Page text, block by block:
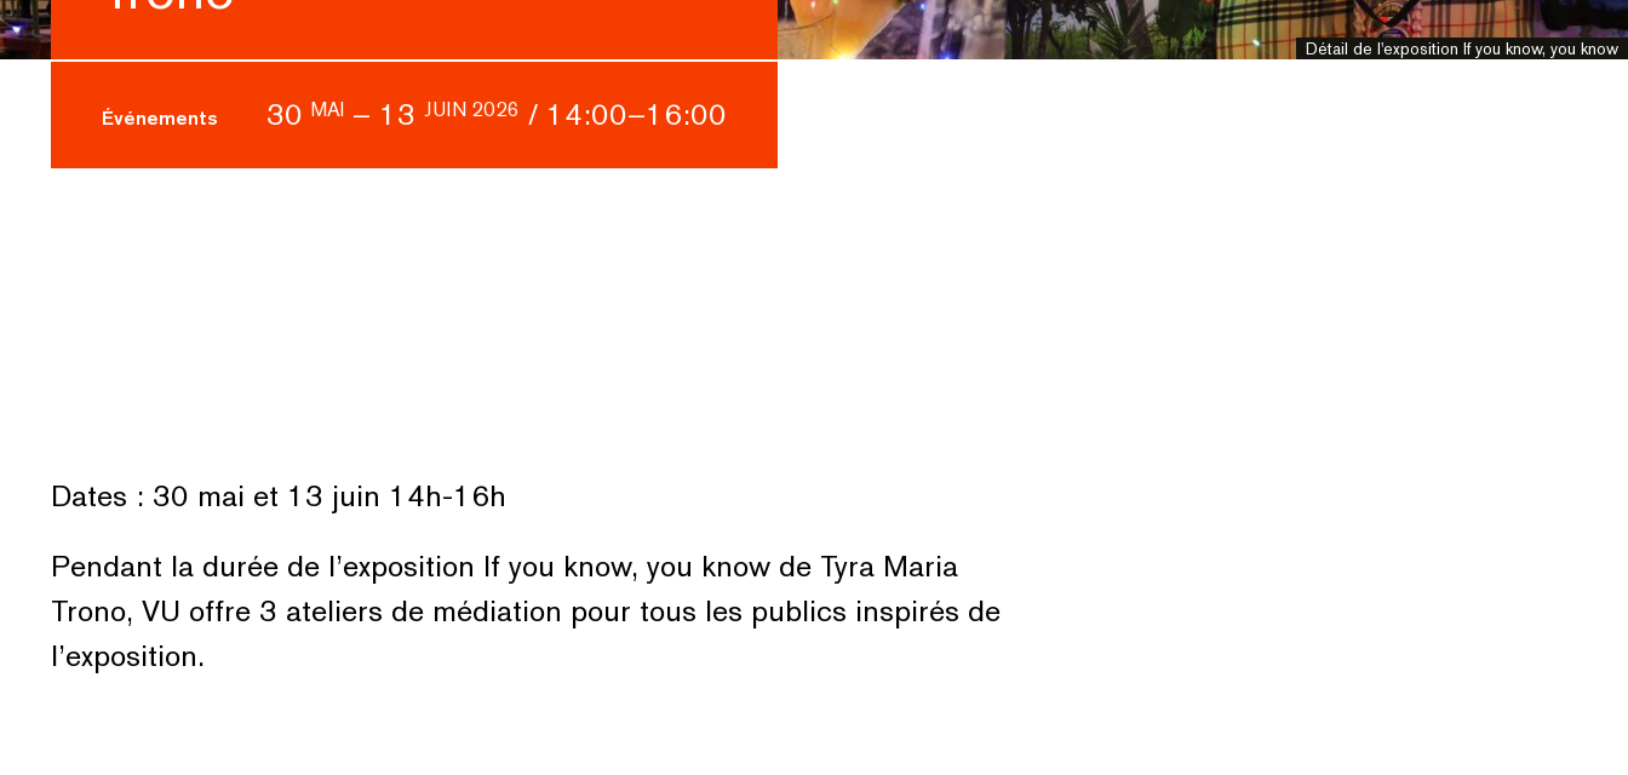
Détail de l'exposition If you know, you know
Événements 30 MAI – 13 JUIN 2026 / 14:00–16:00
Dates : 30 mai et 13 juin 14h-16h
Pendant la durée de l’exposition If you know, you know de Tyra Maria
Trono, VU offre 3 ateliers de médiation pour tous les publics inspirés de
l’exposition.